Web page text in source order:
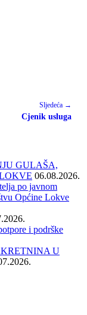
Sljedeća →
Cjenik usluga
GULAŠA,
06.08.2026.
po javnom
Općine Lokve
i podrške
U